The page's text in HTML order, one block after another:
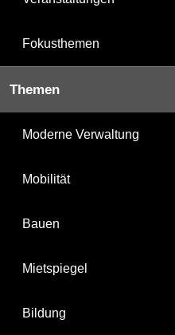
Fokusthemen
Themen
Moderne Verwaltung
Mobilität
Bauen
Mietspiegel
Bildung